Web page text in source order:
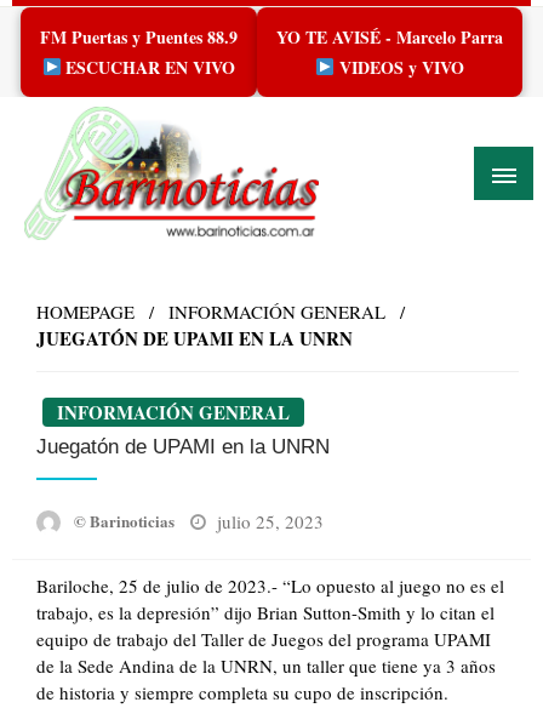
Skip
content
FM Puertas y Puentes 88.9
ESCUCHAR EN VIVO
YO TE AVISÉ - Marcelo Parra
VIDEOS y VIVO
HOMEPAGE INFORMACIÓN GENERAL
JUEGATÓN DE UPAMI EN LA UNRN
INFORMACIÓN GENERAL
Juegatón de UPAMI en la UNRN
© Barinoticias
Posted
julio 25, 2023
Bariloche, 25 de julio de 2023.- “Lo opuesto al juego no es el
trabajo, es la depresión” dijo Brian Sutton-Smith y lo citan el
equipo de trabajo del Taller de Juegos del programa UPAMI
de la Sede Andina de la UNRN, un taller que tiene ya 3 años
de historia y siempre completa su cupo de inscripción.